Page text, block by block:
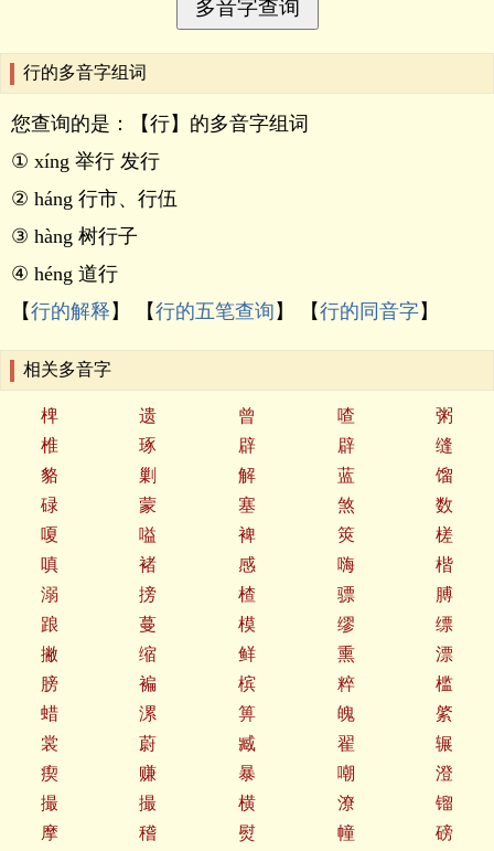
行的多音字组词
您查询的是：【行】的多音字组词
① xíng 举行 发行
② háng 行市、行伍
③ hàng 树行子
④ héng 道行
【行的解释 】 【行的五笔查询 】 【行的同音字】
相关多音字
椑 遗 曾 喳
粥
椎
琢 辟 辟
缝
貉
剿 解 蓝
馏
碌
蒙 塞 煞
数
嗄
嗌 裨 筴
槎
嗔
褚 感 嗨
楷
溺
搒 楂 骠
膊
踉
蔓 模 缪
缥
撇
缩 鲜 熏
漂
膀
褊 槟 粹
槛
蜡
漯 箅 魄
綮
裳
蔚 臧 翟
辗
瘈
赚 暴 嘲
澄
撮
撮 横 潦
镏
摩
稽 熨 幢
磅